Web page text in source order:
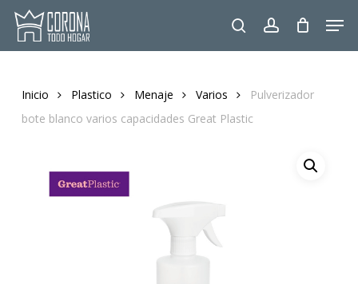
Skip
main
searchaccount
Inicio Plastico Menaje Varios
Pulverizador
bote blanco varios capacidades Great Plastic